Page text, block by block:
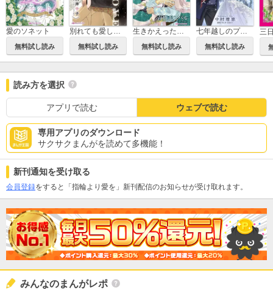
愛のソネット
無料試し読み
別れても愛しくて
無料試し読み
生きかえった花嫁
無料試し読み
七年越しのプロポーズ
無料試し読み
三
読み方を選択
アプリで読む ウェブで読む
専用アプリのダウンロード
サクサクまんがを読めて多機能！
新刊通知を受け取る
会員登録をすると「指輪より愛を」新刊配信のお知らせが受け取れます。
みんなのまんがレポ